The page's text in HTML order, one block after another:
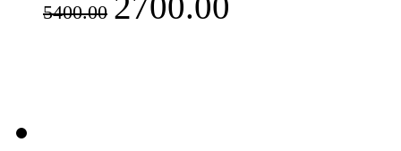
5400.00